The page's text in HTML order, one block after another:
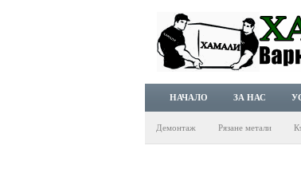
НАЧАЛО ЗА НАС
Демонтаж Рязане метали